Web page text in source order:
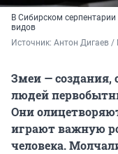
В Сибирском
видов
Источник: Антон Дигаев /
Змеи — создания,
людей
Они
играют важную
человека.